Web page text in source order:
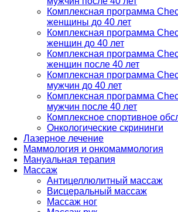
Комплексная программа
женщины до 40 лет
Комплексная программа
женщин до 40 лет
Комплексная программа
женщин после 40 лет
Комплексная программа
мужчин до 40 лет
Комплексная программа
мужчин после 40 лет
Комплексное спортивное
Онкологические скрининги
Лазерное лечение
Маммология и онкомаммология
Мануальная терапия
Массаж
Антицеллюлитный массаж
Висцеральный массаж
Массаж ног